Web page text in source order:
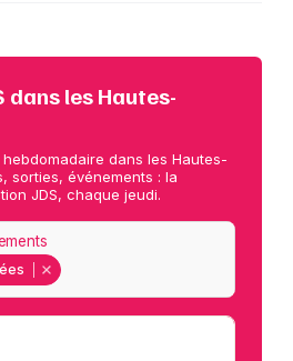
dans les Hautes-
dans les Hautes-
sorties, événements : la
JDS, chaque jeudi.